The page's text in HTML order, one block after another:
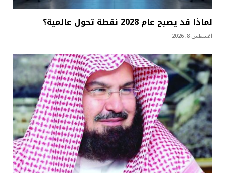
لماذا قد يصبح عام 2028 نقطة تحول عالمية؟
أغسطس 8, 2026